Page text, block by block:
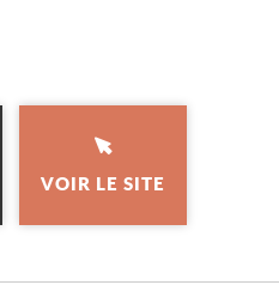
VOIR LE SITE